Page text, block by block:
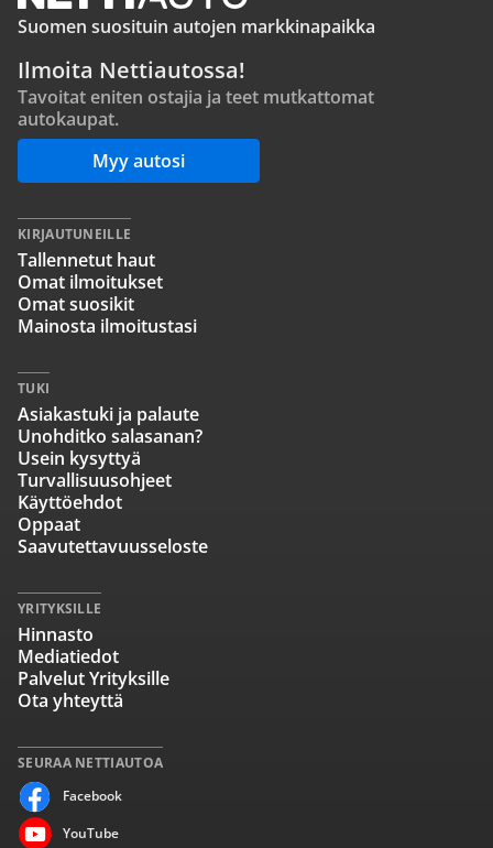
Suomen suosituin autojen markkinapaikka
Ilmoita Nettiautossa!
Tavoitat eniten ostajia ja teet mutkattomat
autokaupat.
Myy autosi
SEURAA NETTIAUTOA
Facebook
YouTube
KIRJAUTUNEILLE
Tallennetut haut
Omat ilmoitukset
Omat suosikit
Mainosta ilmoitustasi
TUKI
Asiakastuki ja palaute
Unohditko salasanan?
Usein kysyttyä
Turvallisuusohjeet
Käyttöehdot
Oppaat
Saavutettavuusseloste
YRITYKSILLE
Hinnasto
Mediatiedot
Palvelut Yrityksille
Ota yhteyttä